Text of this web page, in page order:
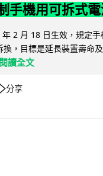
手機用可拆式
2 月 18 日生效，規定手
，目標是延長裝置壽命
閱讀全文
分享